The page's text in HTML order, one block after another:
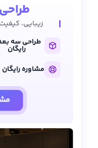
زیبایی،
طراحی سه
رایگان
مشاوره رایگان